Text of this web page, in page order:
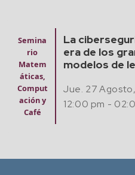
Examen
Predoct
Diana
Vázquez
1:00 pm -